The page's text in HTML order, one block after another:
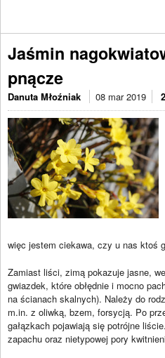
Jaśmin
pnącze
Danuta Młoźniak 08 mar 2019
więc jestem ciekawa, czy u nas ktoś
Zamiast liści, zimą pokazuje jasne,
gwiazdek, które obłędnie i mocno
na ścianach skalnych). Należy do
m.in. z oliwką, bzem, forsycją. Po
gałązkach pojawiają się potrójne
zapachu oraz nietypowej pory